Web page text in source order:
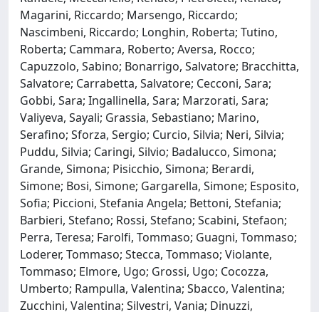
Magarini, Riccardo; Marsengo, Riccardo;
Nascimbeni, Riccardo; Longhin, Roberta; Tutino,
Roberta; Cammara, Roberto; Aversa, Rocco;
Capuzzolo, Sabino; Bonarrigo, Salvatore; Bracchitta,
Salvatore; Carrabetta, Salvatore; Cecconi, Sara;
Gobbi, Sara; Ingallinella, Sara; Marzorati, Sara;
Valiyeva, Sayali; Grassia, Sebastiano; Marino,
Serafino; Sforza, Sergio; Curcio, Silvia; Neri, Silvia;
Puddu, Silvia; Caringi, Silvio; Badalucco, Simona;
Grande, Simona; Pisicchio, Simona; Berardi,
Simone; Bosi, Simone; Gargarella, Simone; Esposito,
Sofia; Piccioni, Stefania Angela; Bettoni, Stefania;
Barbieri, Stefano; Rossi, Stefano; Scabini, Stefaon;
Perra, Teresa; Farolfi, Tommaso; Guagni, Tommaso;
Loderer, Tommaso; Stecca, Tommaso; Violante,
Tommaso; Elmore, Ugo; Grossi, Ugo; Cocozza,
Umberto; Rampulla, Valentina; Sbacco, Valentina;
Zucchini, Valentina; Silvestri, Vania; Dinuzzi,